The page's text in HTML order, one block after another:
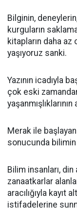
Bilginin,
kurguların
kitapların daha
yaşıyoruz sanki.
Yazının icadıyla
çok eski
yaşanmışlıklarının
Merak ile
sonucunda
Bilim insanları,
zanaatkarlar
aracılığıyla kayıt
istifadelerine